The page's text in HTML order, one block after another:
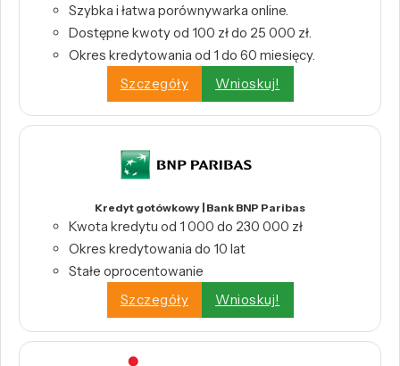
Szybka i łatwa porównywarka online.
Dostępne kwoty od 100 zł do 25 000 zł.
Okres kredytowania od 1 do 60 miesięcy.
Szczegóły
Wnioskuj!
Kredyt gotówkowy | Bank BNP Paribas
Kwota kredytu od 1 000 do 230 000 zł
Okres kredytowania do 10 lat
Stałe oprocentowanie
Szczegóły
Wnioskuj!